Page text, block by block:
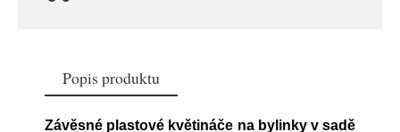
Popis produktu
Závěsné plastové květináče na bylinky v sadě